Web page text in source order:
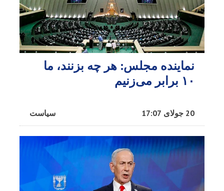
نماینده مجلس: هر چه بزنند، ما
۱۰ برابر می‌زنیم
سیاست 20 جولای 17:07